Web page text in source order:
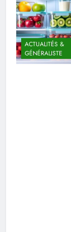
ACTUALITÉS &
GÉNÉRALISTE